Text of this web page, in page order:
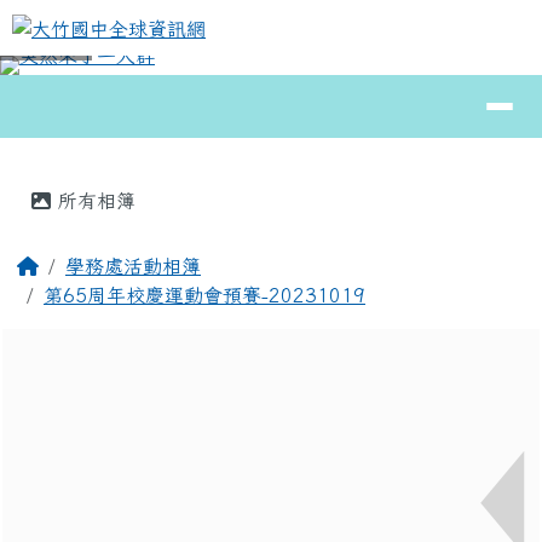
跳至主內容區
大竹國中全球資訊網
⏸
所有相簿
回首頁學務處活動相簿
第65周年校慶運動會預賽-20231019